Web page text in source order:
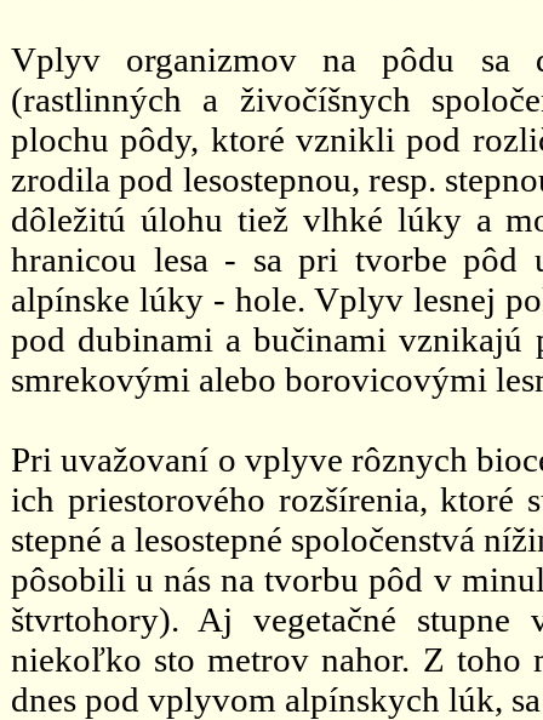
Vplyv organizmov na pôdu sa
(rastlinných a živočíšnych
plochu pôdy, ktoré vznikli pod
zrodila pod lesostepnou, resp.
dôležitú úlohu tiež vlhké lúky a
hranicou lesa - sa pri tvorbe pôd
alpínske lúky - hole. Vplyv lesnej
pod dubinami a bučinami vznikajú
smrekovými alebo borovicovými
Pri uvažovaní o vplyve rôznych
ich priestorového rozšírenia, ktoré
stepné a lesostepné spoločenstvá
pôsobili u nás na tvorbu pôd v
štvrtohory). Aj vegetačné
niekoľko sto metrov nahor. Z toho
dnes pod vplyvom alpínskych lúk,